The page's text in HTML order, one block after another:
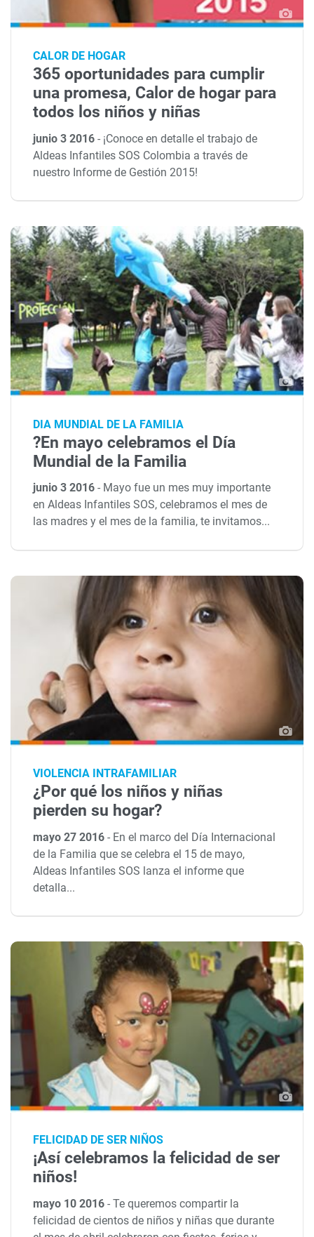
CALOR DE HOGAR
365 oportunidades para cumplir
una promesa, Calor de hogar para
todos los niños y niñas
junio 3 2016- ¡Conoce en detalle el trabajo de
Aldeas Infantiles SOS Colombia a través de
nuestro Informe de Gestión 2015!
DIA MUNDIAL DE LA FAMILIA
?En mayo celebramos el Día
Mundial de la Familia
junio 3 2016- Mayo fue un mes muy importante
en Aldeas Infantiles SOS, celebramos el mes de
las madres y el mes de la familia, te invitamos...
VIOLENCIA INTRAFAMILIAR
¿Por qué los niños y niñas
pierden su hogar?
mayo 27 2016- En el marco del Día Internacional
de la Familia que se celebra el 15 de mayo,
Aldeas Infantiles SOS lanza el informe que
detalla...
FELICIDAD DE SER NIÑOS
¡Así celebramos la felicidad de ser
niños!
mayo 10 2016-Te queremos compartir la
felicidad de cientos de niños y niñas que durante